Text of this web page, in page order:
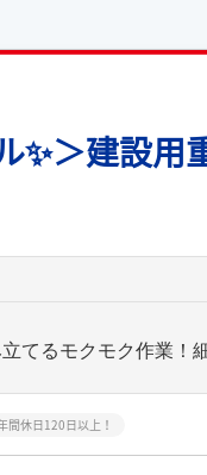
✨＞建設用
てるモクモク作業！
間休日120日以上！